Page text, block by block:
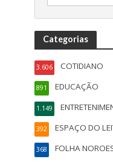
Categorias
COTIDIANO
3.606
EDUCAÇÃO
891
1.149
ESPAÇO DO
392
FOLHA
368